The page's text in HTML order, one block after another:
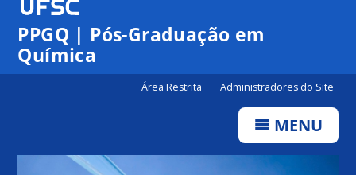
PPGQ | Pós-Graduação em
Química
Área Restrita Administradores do Site
MENU